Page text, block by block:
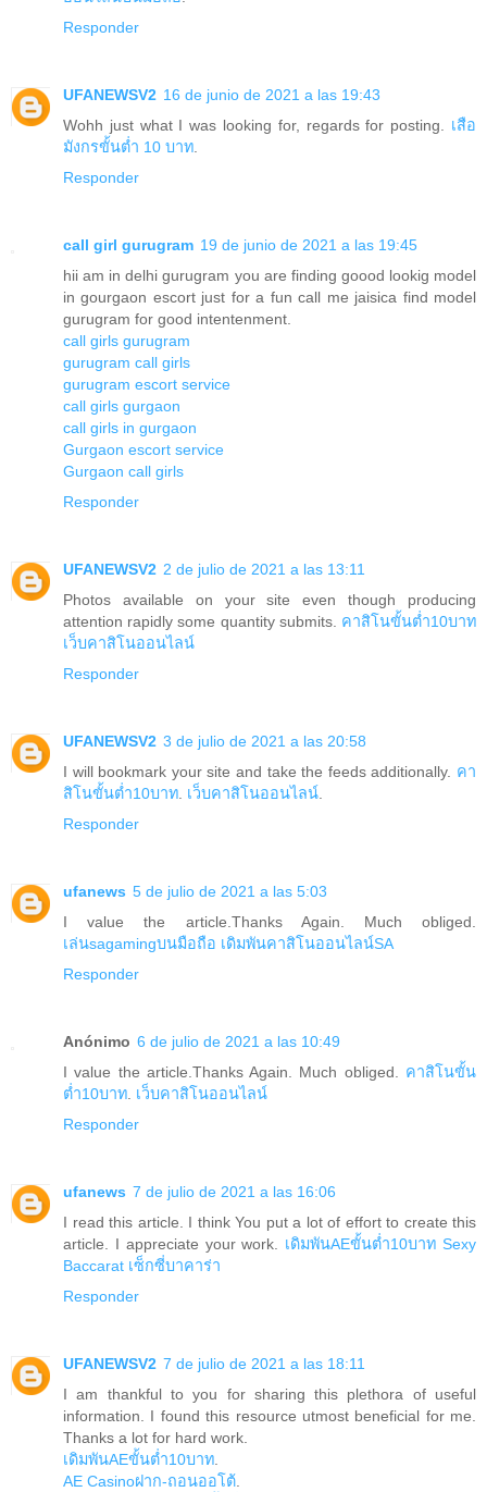
Responder
UFANEWSV2 16 de junio de 2021 a las 19:43
Wohh just what I was looking for, regards for posting. เสือ
มังกรขั้นต่ำ 10 บาท
Responder
call girl gurugram 19 de junio de 2021 a las 19:45
hii am in delhi gurugram you are finding goood lookig model
in gourgaon escort just for a fun call me jaisica find model
gurugram for good intentenment.
call girls gurugram
gurugram call girls
gurugram escort service
call girls gurgaon
call girls in gurgaon
Gurgaon escort service
Gurgaon call girls
Responder
UFANEWSV2 2 de julio de 2021 a las 13:11
Photos available on your site even though producing
attention rapidly some quantity submits. คาสิโนขั้นต่ำ10บาท
เว็บคาสิโนออนไลน์
Responder
UFANEWSV2 3 de julio de 2021 a las 20:58
I will bookmark your site and take the feeds additionally. คา
สิโนขั้นต่ำ10บาท เว็บคาสิโนออนไลน์
Responder
ufanews 5 de julio de 2021 a las 5:03
I value the article.Thanks Again. Much obliged.
เล่นsagamingบนมือถือ เดิมพันคาสิโนออนไลน์SA
Responder
Anónimo 6 de julio de 2021 a las 10:49
I value the article.Thanks Again. Much obliged.
คาสิโนขั้น
ต่ำ10บาท เว็บคาสิโนออนไลน์
Responder
ufanews 7 de julio de 2021 a las 16:06
I read this article. I think You put a lot of effort to create this
article. I appreciate your work. เดิมพันAEขั้นต่ำ10บาท Sexy
Baccarat เซ็กซี่บาคาร่า
Responder
UFANEWSV2 7 de julio de 2021 a las 18:11
I am thankful to you for sharing this plethora of useful
information. I found this resource utmost beneficial for me.
Thanks a lot for hard work.
เดิมพันAEขั้นต่ำ10บาท
AE Casinoฝาก-ถอนออโต้